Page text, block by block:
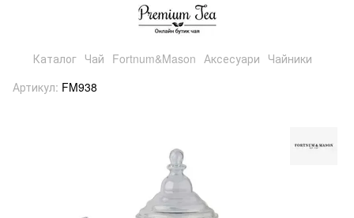
Каталог Чай Fortnum&Mason Аксесуари Чайники
Артикул: FM938